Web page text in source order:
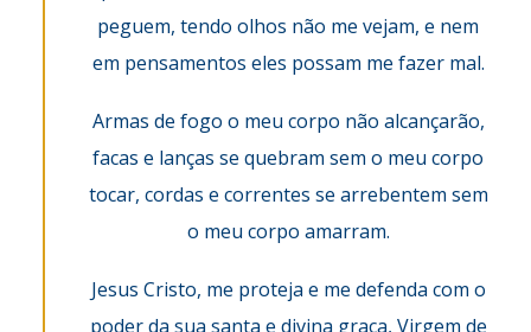
peguem, tendo olhos não me vejam, e nem
em pensamentos eles possam me fazer mal.
Armas de fogo o meu corpo não alcançarão,
facas e lanças se quebram sem o meu corpo
tocar, cordas e correntes se arrebentem sem
o meu corpo amarram.
Jesus Cristo, me proteja e me defenda com o
poder da sua santa e divina graça, Virgem de